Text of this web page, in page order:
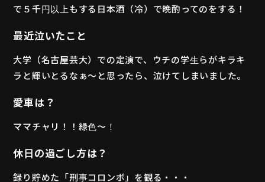
で５千円以上もする日本酒（冷）で晩酌ってのをする！
最近泣いたこと
大学（名古屋芸大）での定演で、ウチの学生らがキラキ
ラと輝いとるなぁ〜と思ったら、泣けてしまいました。
愛車は？
ママチャリ！！緑色〜！
休日の過ごし方は？
録り貯めた「刑事コロンボ」を観る・・・